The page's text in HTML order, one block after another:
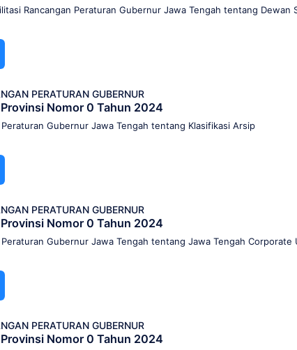
Rancangan Peraturan Gubernur Jawa Tengah tentang Dewan
PERATURAN GUBERNUR
Nomor 0 Tahun 2024
Gubernur Jawa Tengah tentang Klasifikasi Arsip
PERATURAN GUBERNUR
Nomor 0 Tahun 2024
Gubernur Jawa Tengah tentang Jawa Tengah Corporate
PERATURAN GUBERNUR
Nomor 0 Tahun 2024